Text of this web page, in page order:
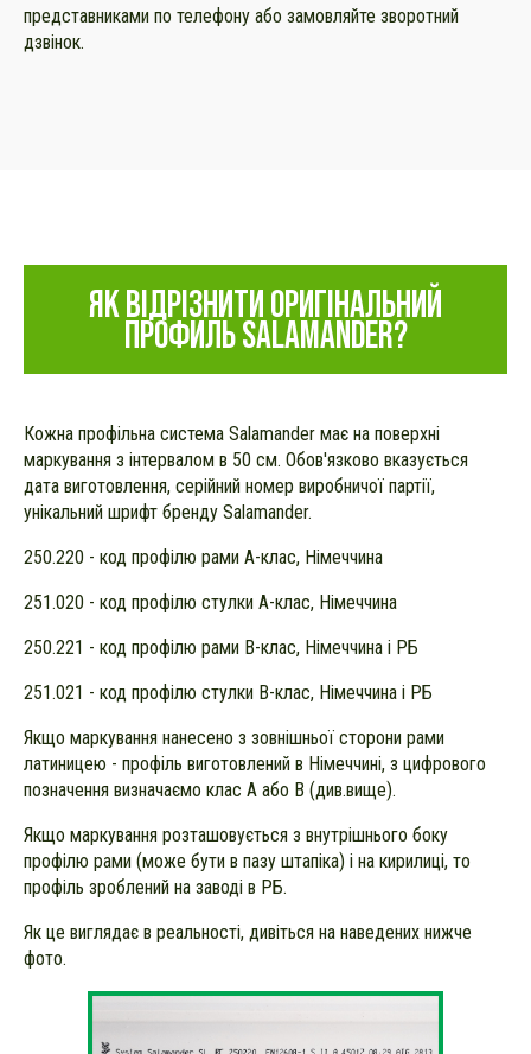
представниками по телефону або замовляйте зворотний
дзвінок.
ЯК ВІДРІЗНИТИ ОРИГІНАЛЬНИЙ
ПРОФИЛЬ SALAMANDER?
Кожна профільна система Salamander має на поверхні
маркування з інтервалом в 50 см. Обов'язково вказується
дата виготовлення, серійний номер виробничої партії,
унікальний шрифт бренду Salamander.
250.220 - код профілю рами А-клас, Німеччина
251.020 - код профілю стулки А-клас, Німеччина
250.221 - код профілю рами В-клас, Німеччина і РБ
251.021 - код профілю стулки В-клас, Німеччина і РБ
Якщо маркування нанесено з зовнішньої сторони рами
латиницею - профіль виготовлений в Німеччині, з цифрового
позначення визначаємо клас А або B (див.вище).
Якщо маркування розташовується з внутрішнього боку
профілю рами (може бути в пазу штапіка) і на кирилиці, то
профіль зроблений на заводі в РБ.
Як це виглядає в реальності, дивіться на наведених нижче
фото.